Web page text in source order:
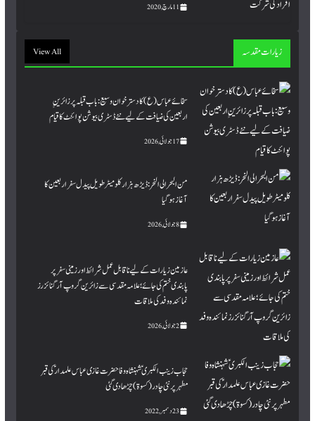
11 مارچ, 2020
زیارات مقدسہ View All
سخائے عباس (ع) کا دسترخوان وسیع: باب قبلہ پر زائرینِِ
اربعین کی ضیافت کے لیے نئے ڈسٹری بیوشن پوائنٹ کا قیام
17 جولائی, 2026
من البحر الی النحر : ڈیڑھ ہزار کلومیٹر طویل پیدل سفر اربعین کا
آغاز ہو گیا
8 جولائی, 2026
عازمین زیارات کے لیے ناقابل عمل شرائط اور زمینی سفر پر
پابندی ختم کی جائے؛ علامہ مقدسی سے زائرین گروپ آرگنائزرز
نمائندہ وفد کی ملاقات
2 جولائی, 2026
حجاب زینب الکبری ؑ شہنشاہ وفا حضرت غازی عباس علمدار ؑ کی قبر
مطہرپر نئی چادر (کسوۃ ) چڑھا دی گئی
23 دسمبر, 2022